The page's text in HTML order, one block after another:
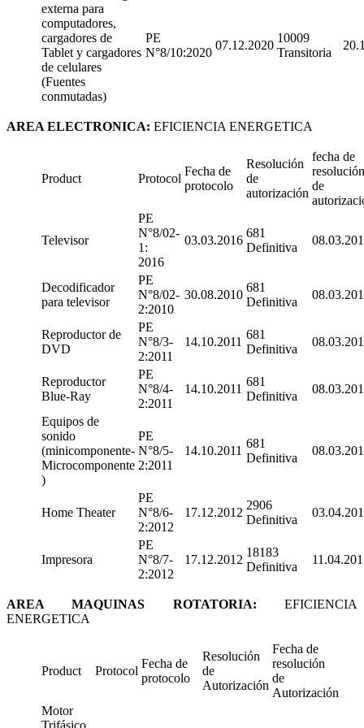
externa para
computadores,
cargadores de
Tablet y cargadores
de celulares
(Fuentes
conmutadas)
PE
N°8/10:2020
07.12.2020
10009
Transitoria
AREA ELECTRONICA: EFICIENCIA ENERGETICA
Product Protocol
Fecha de
protocolo
Resolución
de
autorización
fecha de
resolución
de
Televisor
PE
N°8/02-
1:
2016
03.03.2016
681
Definitiva
Decodificador
para televisor
PE
N°8/02-
2:2010
30.08.2010
681
Definitiva
Reproductor de
DVD
PE
N°8/3-
2:2011
14.10.2011
681
Definitiva
Reproductor
Blue-Ray
PE
N°8/4-
2:2011
14.10.2011
681
Definitiva
Equipos de
sonido
(minicomponente-
Microcomponente
)
PE
N°8/5-
2:2011
14.10.2011
681
Definitiva
Home Theater
PE
N°8/6-
2:2012
17.12.2012
2906
Definitiva
Impresora
PE
N°8/7-
2:2012
17.12.2012
18183
Definitiva
AREA MAQUINAS ROTATORIA: EFICIENCIA
ENERGETICA
Product Protocol
Fecha de
protocolo
Resolución
de
Autorización
Fecha de
resolución
de
Autorización
Motor
Trifásico